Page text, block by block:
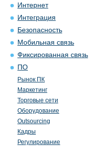
Интернет
Интеграция
Безопасность
Мобильная связь
Фиксированная связь
ПО
Рынок ПК
Маркетинг
Торговые сети
Оборудование
Outsourcing
Кадры
Регулирование